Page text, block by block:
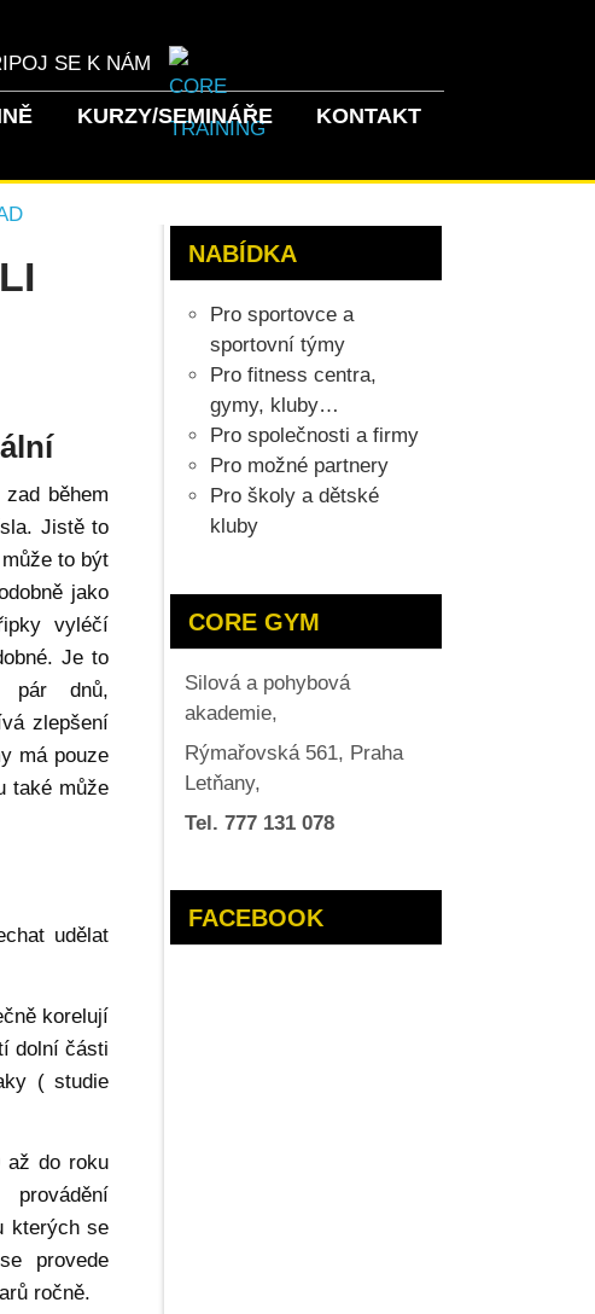
SE K NÁM
KURZY/SEMINÁŘE KONTAKT
během
Jistě to
to být
jako
vyléčí
Je to
pár dnů,
zlepšení
má pouze
také může
udělat
korelují
dolní části
( studie
až do roku
provádění
kterých se
provede
ročně.
NABÍDKA
Pro sportovce a
sportovní týmy
Pro fitness centra,
gymy, kluby…
Pro společnosti a firmy
Pro možné partnery
Pro školy a dětské
kluby
CORE GYM
Silová a pohybová
akademie,
Rýmařovská 561, Praha
Letňany,
Tel. 777 131 078
FACEBOOK